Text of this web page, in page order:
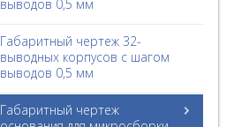
выводов 0,5 мм
Габаритный чертеж 32-
выводных корпусов с шагом
выводов 0,5 мм
Габаритный чертеж